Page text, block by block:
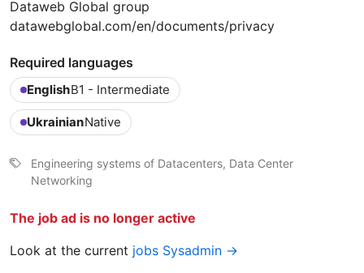
Dataweb Global group
datawebglobal.com/en/documents/privacy
Required languages
EnglishB1 - Intermediate
UkrainianNative
Engineering systems of Datacenters, Data Center
Networking
The job ad is no longer active
Look at the current jobs Sysadmin →